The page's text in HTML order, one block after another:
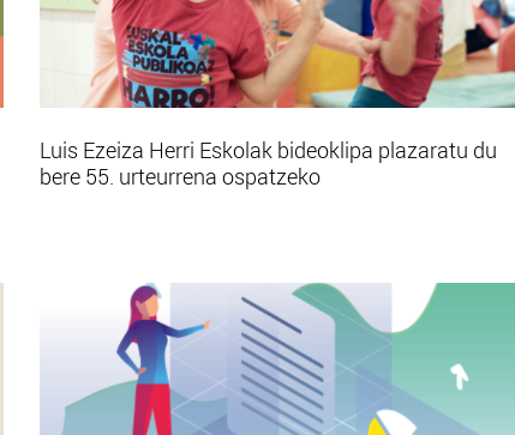
Luis Ezeiza Herri Eskolak bideoklipa plazaratu du
bere 55. urteurrena ospatzeko